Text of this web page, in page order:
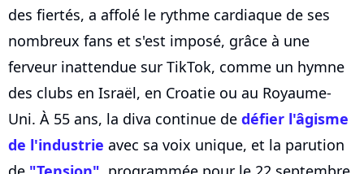
des fiertés, a affolé le rythme cardiaque de ses
nombreux fans et s'est imposé, grâce à une
ferveur inattendue sur TikTok, comme un hymne
des clubs en Israël, en Croatie ou au Royaume-
Uni. À 55 ans, la diva continue de défier l'âgisme
de l'industrie avec sa voix unique, et la parution